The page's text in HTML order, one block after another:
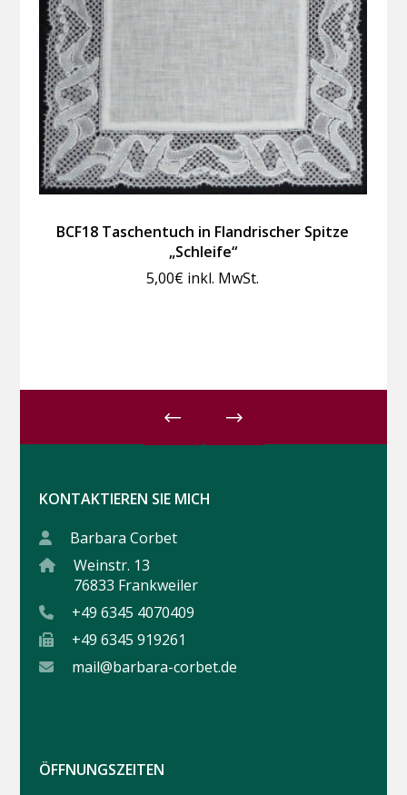
BCF18 Taschentuch in Flandrischer Spitze
„Schleife“
5,00€ inkl. MwSt.
KONTAKTIEREN SIE MICH
Barbara Corbet
Weinstr. 13
76833 Frankweiler
+49 6345 4070409
+49 6345 919261
mail@barbara-corbet.de
ÖFFNUNGSZEITEN